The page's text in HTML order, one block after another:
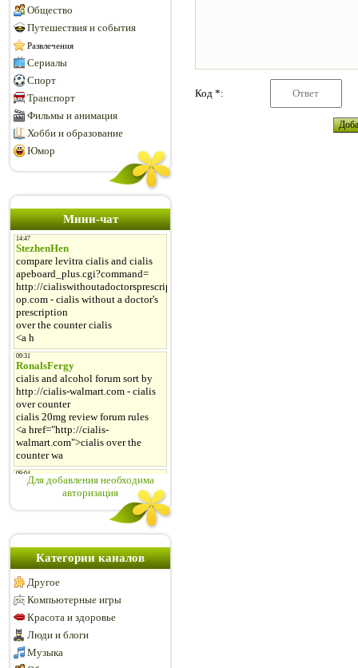
Общество
Путешествия и события
Развлечения
Сериалы
Спорт
Транспорт
Фильмы и анимация
Хобби и образование
Юмор
Мини-чат
Для добавления необходима
авторизация
Категории каналов
Другое
Компьютерные игры
Красота и здоровье
Люди и блоги
Музыка
Код *: